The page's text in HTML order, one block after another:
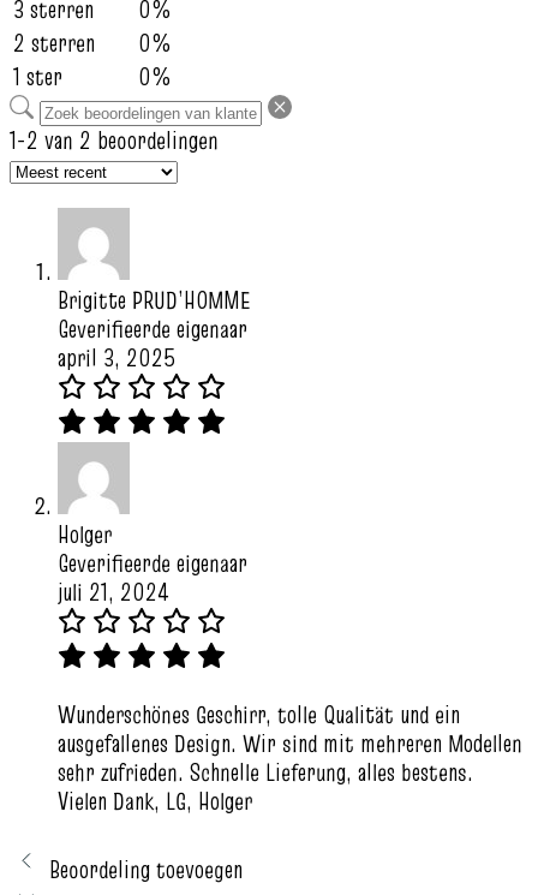
3 sterren
0%
2 sterren
0%
1 ster
0%
1-2 van 2 beoordelingen
Brigitte PRUD’HOMME
Geverifieerde eigenaar
april 3, 2025
Holger
Geverifieerde eigenaar
juli 21, 2024
Wunderschönes Geschirr, tolle Qualität und ein
ausgefallenes Design. Wir sind mit mehreren Modellen
sehr zufrieden. Schnelle Lieferung, alles bestens.
Vielen Dank, LG, Holger
Beoordeling toevoegen